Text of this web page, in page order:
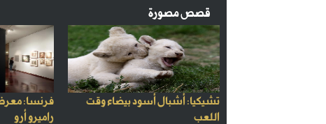
قصص مصورة
تشيكيا: أشبال أسود بيضاء وقت
اللعب
فرنسا:
راميرو أرو